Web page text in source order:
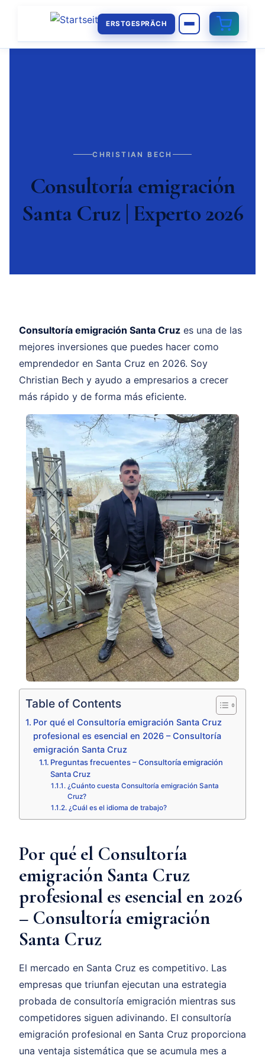
ERSTGESPRÄCH
CHRISTIAN BECH
Consultoría emigración
Santa Cruz | Experto 2026
Consultoría emigración Santa Cruz es una de las
mejores inversiones que puedes hacer como
emprendedor en Santa Cruz en 2026. Soy
Christian Bech y ayudo a empresarios a crecer
más rápido y de forma más eficiente.
Table of Contents
Por qué el Consultoría emigración Santa Cruz
profesional es esencial en 2026 – Consultoría
emigración Santa Cruz
Preguntas frecuentes – Consultoría emigración
Santa Cruz
¿Cuánto cuesta Consultoría emigración Santa
Cruz?
¿Cuál es el idioma de trabajo?
Por qué el Consultoría
emigración Santa Cruz
profesional es esencial en 2026
– Consultoría emigración
Santa Cruz
El mercado en Santa Cruz es competitivo. Las
empresas que triunfan ejecutan una estrategia
probada de consultoría emigración mientras sus
competidores siguen adivinando. El consultoría
emigración profesional en Santa Cruz proporciona
una ventaja sistemática que se acumula mes a